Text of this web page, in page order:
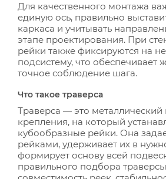
Для качественного монтажа
единую ось, правильно
каркаса и учитывать
этапе проектирования. При
рейки также фиксируются на
подсистему, что обеспечивает
точное соблюдение шага.
Что такое траверса
Траверса — это
крепления, на который
кубообразные рейки. Она
рейками, удерживает их в
формирует основу всей
правильного подбора